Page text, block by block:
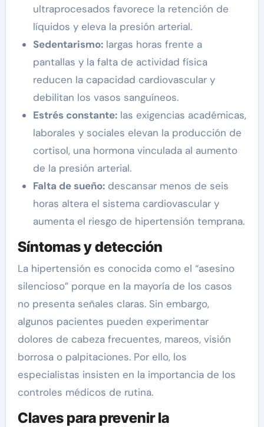
ultraprocesados favorece la retención de
líquidos y eleva la presión arterial.
Sedentarismo:largas horas frente a
pantallas y la falta de actividad física
reducen la capacidad cardiovascular y
debilitan los vasos sanguíneos.
Estrés constante:las exigencias académicas,
laborales y sociales elevan la producción de
cortisol, una hormona vinculada al aumento
de la presión arterial.
Falta de sueño:descansar menos de seis
horas altera el sistema cardiovascular y
aumenta el riesgo de hipertensión temprana.
Síntomas y detección
La hipertensión es conocida como el “asesino
silencioso” porque en la mayoría de los casos
no presenta señales claras. Sin embargo,
algunos pacientes pueden experimentar
dolores de cabeza frecuentes, mareos, visión
borrosa o palpitaciones. Por ello, los
especialistas insisten en la importancia de los
controles médicos de rutina.
Claves para prevenir la